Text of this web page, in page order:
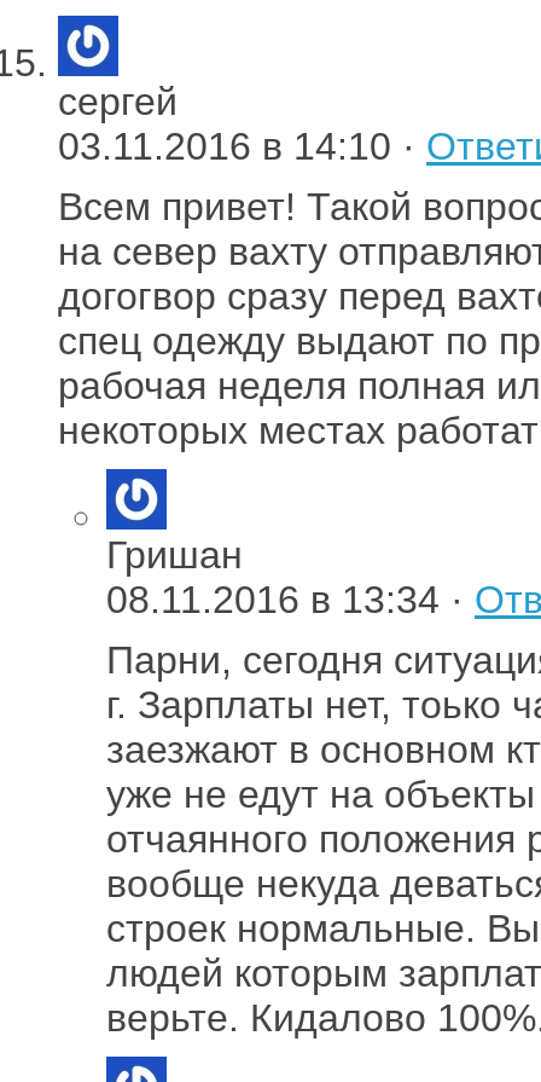
сергей
03.11.2016 в 14:10 ·
Всем привет! Такой
на север вахту
догогвор сразу перед
спец одежду выдают по
рабочая неделя полная
некоторых местах
Гришан
08.11.2016 в 13:34 ·
Парни, сегодня
г. Зарплаты нет, тоько
заезжают в основном
уже не едут на
отчаянного положения
вообще некуда
строек нормальные.
людей которым
верьте. Кидалово